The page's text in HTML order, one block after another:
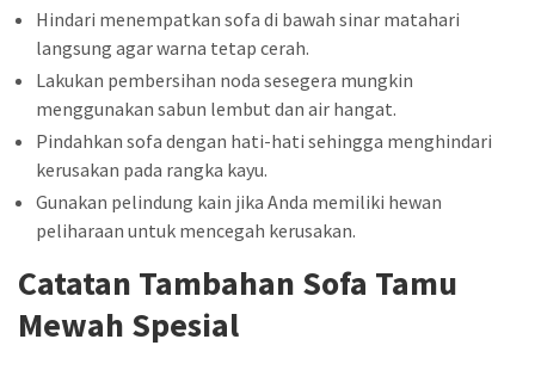
Hindari menempatkan sofa di bawah sinar matahari
langsung agar warna tetap cerah.
Lakukan pembersihan noda sesegera mungkin
menggunakan sabun lembut dan air hangat.
Pindahkan sofa dengan hati-hati sehingga menghindari
kerusakan pada rangka kayu.
Gunakan pelindung kain jika Anda memiliki hewan
peliharaan untuk mencegah kerusakan.
Catatan Tambahan Sofa Tamu
Mewah Spesial